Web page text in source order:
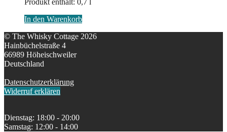
In den Warenkorb
© The Whisky Cottage 2026
Hainbüchelstraße 4
66989 Höheischweiler
Deutschland
Datenschutzerklärung
Widerruf erklären
Dienstag: 18:00 - 20:00
Samstag: 12:00 - 14:00